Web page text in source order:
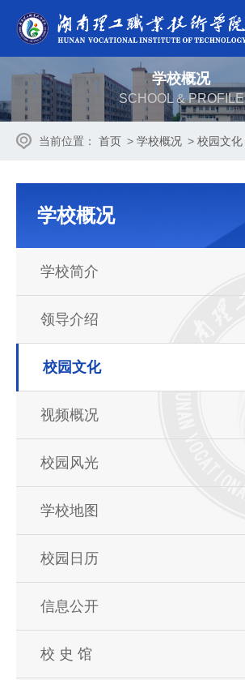
学校概况
SCHOOL & PROFILE
当前位置： 首页 > 学校概况 > 校园文化
学校概况
学校简介
领导介绍
校园文化
视频概况
校园风光
学校地图
校园日历
信息公开
校 史 馆